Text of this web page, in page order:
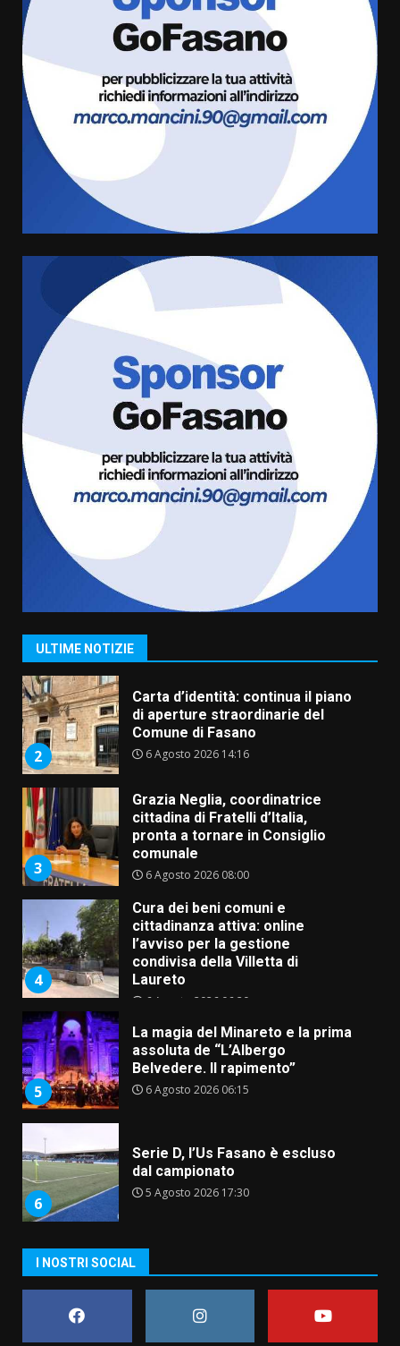
ULTIME NOTIZIE
Grazia Neglia, coordinatrice
cittadina di Fratelli d’Italia,
pronta a tornare in Consiglio
comunale
6 Agosto 2026 08:00
Cura dei beni comuni e
cittadinanza attiva: online
l’avviso per la gestione
condivisa della Villetta di
assoluta de “L’Albergo
Belvedere. Il rapimento”
6 Agosto 2026 06:15
Serie D, l’Us Fasano è escluso
dal campionato
5 Agosto 2026 17:30
Truffatori in azione nelle
frazioni fasanesi
5 Agosto 2026 11:03
1
Fasanese ferito a colpi di arma
da fuoco
6 Agosto 2026 18:13
2
Carta d’identità: continua il piano
di aperture straordinarie del
Comune di Fasano
6 Agosto 2026 14:16
3
Grazia Neglia, coordinatrice
cittadina di Fratelli d’Italia,
pronta a tornare in Consiglio
comunale
6 Agosto 2026 08:00
4
Cura dei beni comuni e
cittadinanza attiva: online
l’avviso per la gestione
condivisa della Villetta di
Laureto
6 Agosto 2026 06:20
5
La magia del Minareto e la prima
assoluta de “L’Albergo
Belvedere. Il rapimento”
6 Agosto 2026 06:15
6
Serie D, l’Us Fasano è escluso
dal campionato
5 Agosto 2026 17:30
Truffatori in azione nelle
I NOSTRI SOCIAL